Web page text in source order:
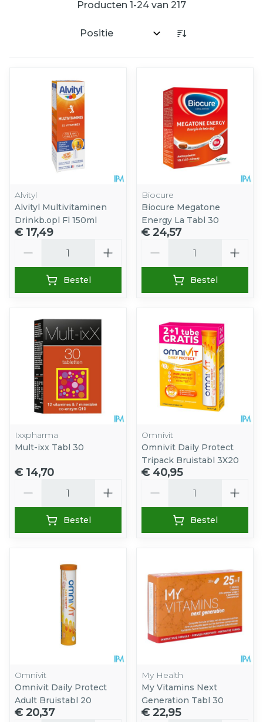
Producten 1 -24 van 217
Sorteer op:
Alvityl
Alvityl Multivitaminen
Drinkb.opl Fl 150ml
€ 17,49
Bestel
Biocure
Biocure Megatone
Energy La Tabl 30
€ 24,57
Bestel
Ixxpharma
Mult-ixx Tabl 30
€ 14,70
Bestel
Omnivit
Omnivit Daily Protect
Tripack Bruistabl 3X20
€ 40,95
Bestel
Omnivit
Omnivit Daily Protect
Adult Bruistabl 20
€ 20,37
My Health
My Vitamins Next
Generation Tabl 30
€ 22,95